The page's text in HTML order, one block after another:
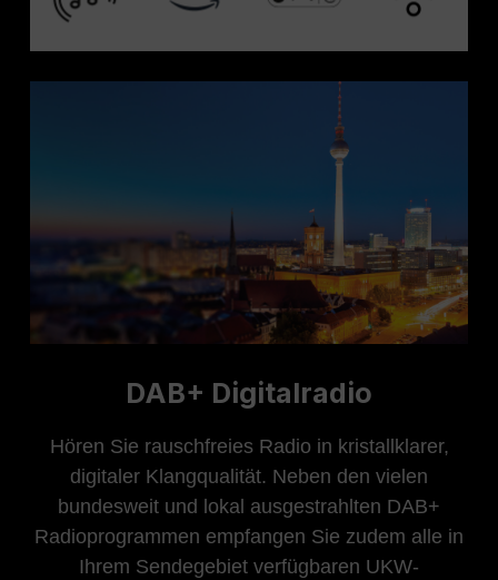
DAB+ Digitalradio
Hören Sie rauschfreies Radio in kristallklarer,
digitaler Klangqualität. Neben den vielen
bundesweit und lokal ausgestrahlten DAB+
Radioprogrammen empfangen Sie zudem alle in
Ihrem Sendegebiet verfügbaren UKW-